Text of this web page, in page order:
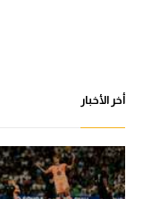
أخر الأخبار